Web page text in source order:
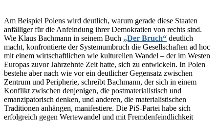
Am Beispiel Polens wird deutlich, warum gerade diese Staaten
anfälliger für die Anfeindung ihrer Demokratien von rechts sind.
Wie Klaus Bachmann in seinem Buch „Der Bruch“ deutlich
macht, konfrontierte der Systemumbruch die Gesellschaften ad hoc
mit einem wirtschaftlichen wie kulturellen Wandel – der im Westen
Europas zuvor Jahrzehnte Zeit hatte, sich zu entwickeln. In Polen
bestehe aber nach wie vor ein deutlicher Gegensatz zwischen
Zentrum und Peripherie, schreibt Bachmann, der sich in einem
Konflikt zwischen denjenigen, die postmaterialistisch und
emanzipatorisch denken, und anderen, die materialistischen
Traditionen anhängen, manifestiere. Die PiS-Partei habe sich
erfolgreich gegen Wertewandel und mit Fremdenfeindlichkeit